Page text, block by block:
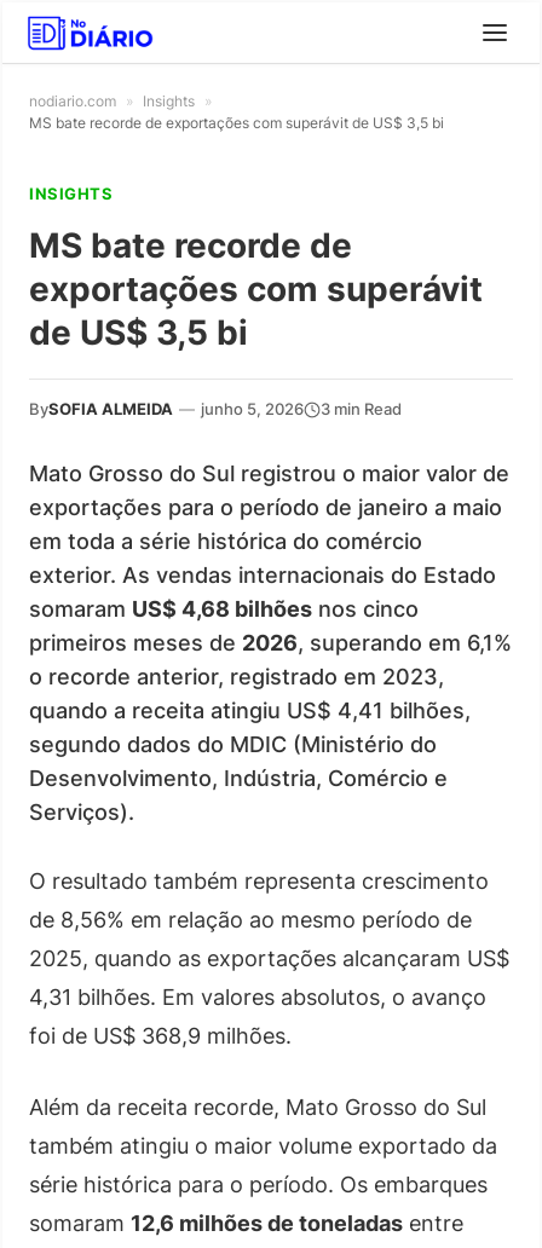
nodiario.com » Insights »
MS bate recorde de exportações com superávit de US$ 3,5 bi
INSIGHTS
MS bate recorde de
exportações com superávit
de US$ 3,5 bi
BySOFIA ALMEIDA — junho 5, 2026 3 min Read
Mato Grosso do Sul registrou o maior valor de
exportações para o período de janeiro a maio
em toda a série histórica do comércio
exterior. As vendas internacionais do Estado
somaram US$ 4,68 bilhões nos cinco
primeiros meses de 2026, superando em 6,1%
o recorde anterior, registrado em 2023,
quando a receita atingiu US$ 4,41 bilhões,
segundo dados do MDIC (Ministério do
Desenvolvimento, Indústria, Comércio e
Serviços).
O resultado também representa crescimento
de 8,56% em relação ao mesmo período de
2025, quando as exportações alcançaram US$
4,31 bilhões. Em valores absolutos, o avanço
foi de US$ 368,9 milhões.
Além da receita recorde, Mato Grosso do Sul
também atingiu o maior volume exportado da
série histórica para o período. Os embarques
somaram 12,6 milhões de toneladas entre